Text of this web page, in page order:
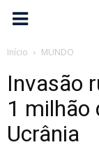
Início MUNDO
Invasão
1 milhão
Ucrânia